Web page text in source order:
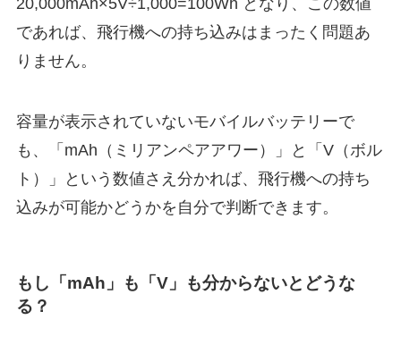
であれば、飛行機への持ち込みはまったく問題あ
りません。
容量が表示されていないモバイルバッテリーで
も、「mAh（ミリアンペアアワー）」と「V（ボル
ト）」という数値さえ分かれば、飛行機への持ち
込みが可能かどうかを自分で判断できます。
もし「mAh」も「V」も分からないとどうな
る？